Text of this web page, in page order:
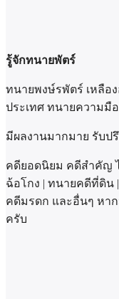
รู้จักทนายพัตร์
ทนายพงษ์รพัตร์ เหลือ
ประเทศ ทนายความมื
มีผลงานมากมาย รับป
คดียอดนิยม คดีสำคัญ
ฉ้อโกง | ทนายคดีที่ดิน
คดีมรดก และอื่นๆ หา
ครับ